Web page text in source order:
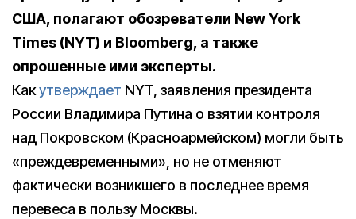
США, полагают обозреватели New York
Times (NYT) и Bloomberg, а также
опрошенные ими эксперты.
Какутверждает NYT, заявления президента
России Владимира Путина о взятии контроля
над Покровском (Красноармейском) могли быть
«преждевременными», но не отменяют
фактически возникшего в последнее время
перевеса в пользу Москвы.